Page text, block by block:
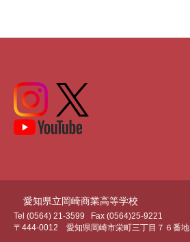
愛知県立岡崎商業高等学校
Tel (0564) 21-3599
Fax (0564)25-9221
〒444-0012 愛知県岡崎市栄町三丁目７６番地